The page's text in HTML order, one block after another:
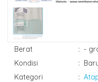
Berat : -
Kondisi
:
Kategori
: